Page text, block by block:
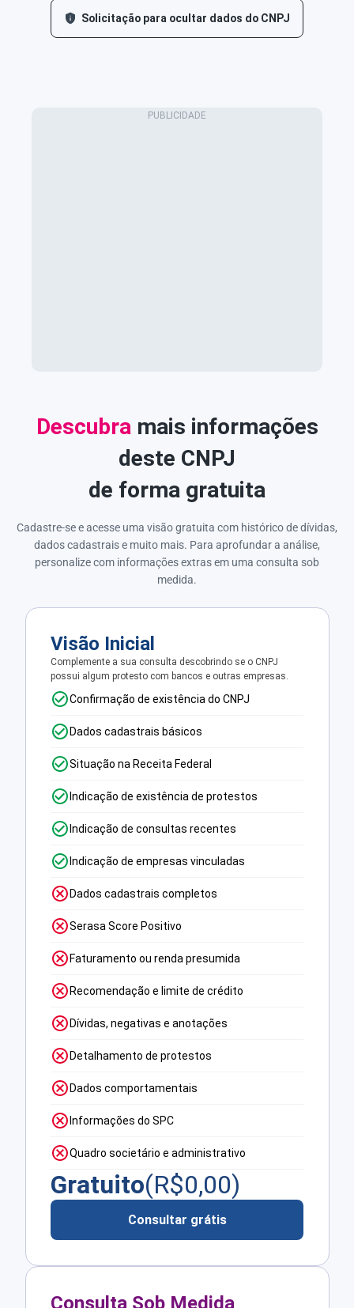
Solicitação para ocultar dados do CNPJ
Descubra mais informações
deste CNPJ
de forma gratuita
Cadastre-se e acesse uma visão gratuita com histórico de dívidas,
dados cadastrais e muito mais. Para aprofundar a análise,
personalize com informações extras em uma consulta sob
medida.
Visão Inicial
Complemente a sua consulta descobrindo se o CNPJ
possui algum protesto com bancos e outras empresas.
Confirmação de existência do CNPJ
Dados cadastrais básicos
Situação na Receita Federal
Indicação de existência de protestos
Indicação de consultas recentes
Indicação de empresas vinculadas
Dados cadastrais completos
Serasa Score Positivo
Faturamento ou renda presumida
Recomendação e limite de crédito
Dívidas, negativas e anotações
Detalhamento de protestos
Dados comportamentais
Informações do SPC
Quadro societário e administrativo
Gratuito(R$0,00)
Consultar grátis
Consulta Sob Medida